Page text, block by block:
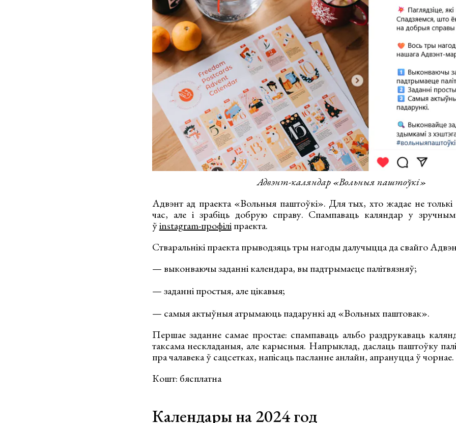
Адвэнт-каляндар «Вольныя паштоўкі»
Адвэнт ад праекта «Вольныя паштоўкі». Для тых, хто жадае не
час, але і зрабіць добрую справу. Спампаваць каляндар у
ўinstagram-профіліпраекта.
Стваральнікі праекта прыводзяць тры нагоды далучыцца да свайго
— выконваючы заданні календара, вы падтрымаеце палітвязняў;
— заданні простыя, але цікавыя;
— самыя актыўныя атрымаюць падарункі ад «Вольных паштовак».
Першае заданне самае простае: спампаваць альбо раздрукаваць
таксама нескладаныя, але карысныя. Напрыклад, даслаць паштоўку
пра чалавека ў сацсетках, напісаць пасланне анлайн, апрануцца ў чорнае.
Кошт: бясплатна
Календары на 2024 год